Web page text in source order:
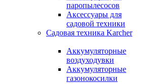
паропылесосов
Аксессуары для
садовой техники
Садовая техника Karcher
Аккумуляторные
воздуходувки
Аккумуляторные
газонокосилки